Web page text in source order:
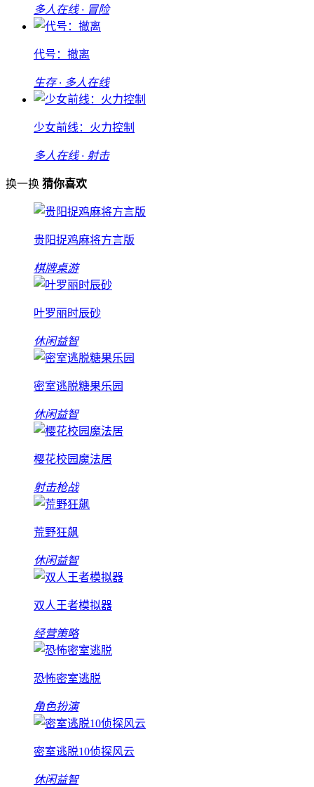
多人在线 · 冒险
代号：撤离
生存 · 多人在线
少女前线：火力控制
多人在线 · 射击
换一换 猜你喜欢
贵阳捉鸡麻将方言版
棋牌桌游
叶罗丽时辰砂
休闲益智
密室逃脱糖果乐园
休闲益智
樱花校园魔法居
射击枪战
荒野狂飙
休闲益智
双人王者模拟器
经营策略
恐怖密室逃脱
角色扮演
密室逃脱10侦探风云
休闲益智